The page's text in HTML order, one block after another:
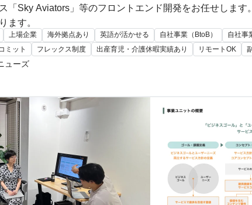
「Sky Aviators」等のフロントエンド開発をお任せします
ます。
上場企業 海外拠点あり 英語が活かせる 自社事業（BtoB） 自社事
ミット フレックス制度 出産育児・介護休暇実績あり リモートOK
ューズ